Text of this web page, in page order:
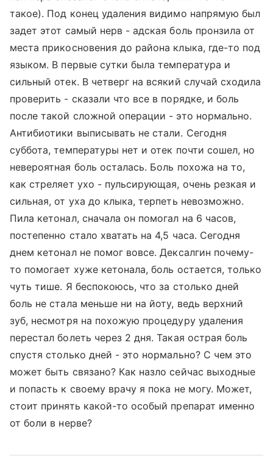
такое). Под конец удаления видимо напрямую был
задет этот самый нерв - адская боль пронзила от
места прикосновения до района клыка, где-то под
языком. В первые сутки была температура и
сильный отек. В четверг на всякий случай сходила
проверить - сказали что все в порядке, и боль
после такой сложной операции - это нормально.
Антибиотики выписывать не стали. Сегодня
суббота, температуры нет и отек почти сошел, но
невероятная боль осталась. Боль похожа на то,
как стреляет ухо - пульсирующая, очень резкая и
сильная, от уха до клыка, терпеть невозможно.
Пила кетонал, сначала он помогал на 6 часов,
постепенно стало хватать на 4,5 часа. Сегодня
днем кетонал не помог вовсе. Дексалгин почему-
то помогает хуже кетонала, боль остается, только
чуть тише. Я беспокоюсь, что за столько дней
боль не стала меньше ни на йоту, ведь верхний
зуб, несмотря на похожую процедуру удаления
перестал болеть через 2 дня. Такая острая боль
спустя столько дней - это нормально? С чем это
может быть связано? Как назло сейчас выходные
и попасть к своему врачу я пока не могу. Может,
стоит принять какой-то особый препарат именно
от боли в нерве?